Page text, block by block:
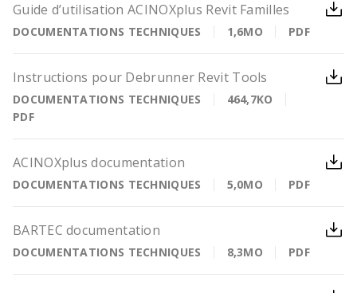
Guide d’utilisation ACINOXplus Revit Familles
DOCUMENTATIONS TECHNIQUES 1,6MO PDF
Instructions pour Debrunner Revit Tools
DOCUMENTATIONS TECHNIQUES
464,7KO
PDF
ACINOXplus documentation
DOCUMENTATIONS TECHNIQUES 5,0MO PDF
BARTEC documentation
DOCUMENTATIONS TECHNIQUES 8,3MO PDF